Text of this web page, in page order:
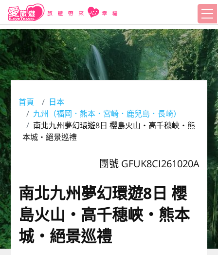
首頁
日本
九州（福岡．熊本．宮崎．鹿兒島．長崎）
南北九州夢幻環遊8日 櫻島火山・高千穗峽・熊
本城・絕景巡禮
團號 GFUK8CI261020A
南北九州夢幻環遊8日 櫻
島火山・高千穗峽・熊本
城・絕景巡禮